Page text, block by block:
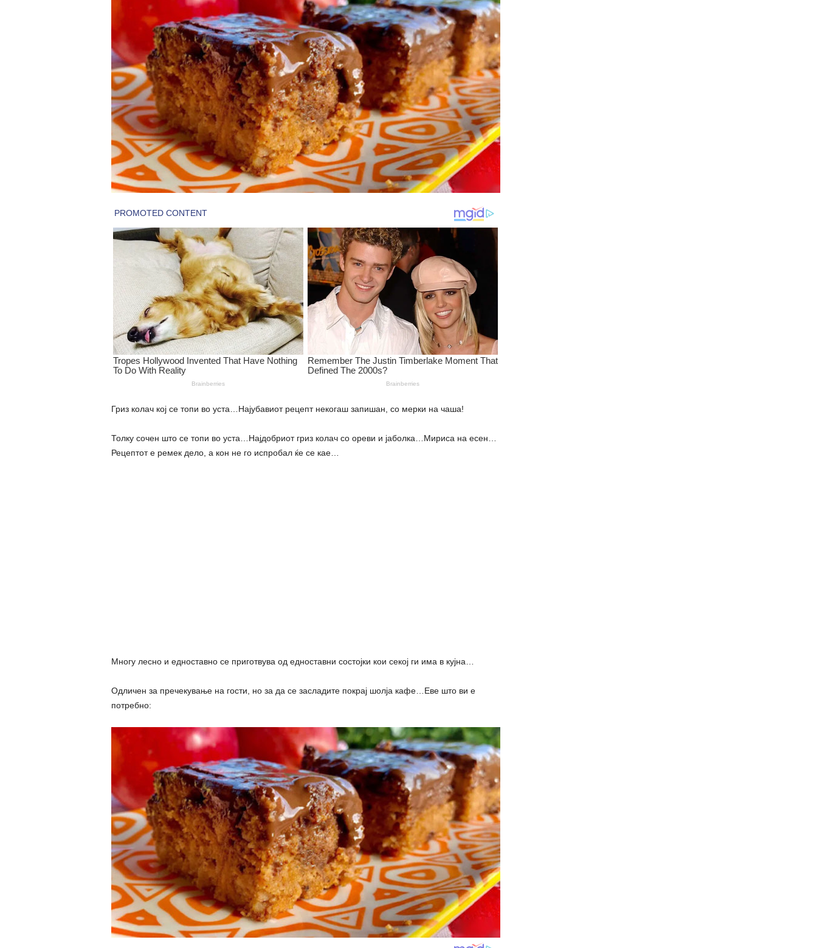
Гриз колач кој се топи во уста…Најубавиот рецепт некогаш запишан, со мерки на чаша!
Толку сочен што се топи во уста…Најдобриот гриз колач со ореви и јаболка…Мириса на есен…
Рецептот е ремек дело, а кон не го испробал ќе се кае…
Многу лесно и едноставно се приготвува од едноставни состојки кои секој ги има в кујна…
Одличен за пречекување на гости, но за да се засладите покрај шолја кафе…Еве што ви е
потребно: